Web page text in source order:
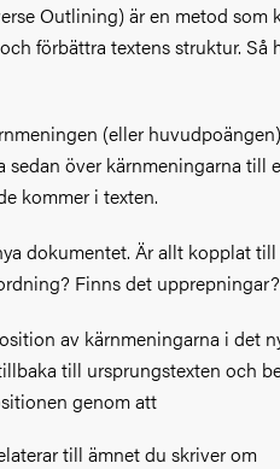
Outlining) är en metod som
förbättra textens struktur. Så
(eller
sedan över kärnmeningarna till
kommer i texten.
dokumentet. Är allt kopplat
Finns det upprepningar?
av kärnmeningarna i det
till ursprungstexten och
genom att
till ämnet du skriver om